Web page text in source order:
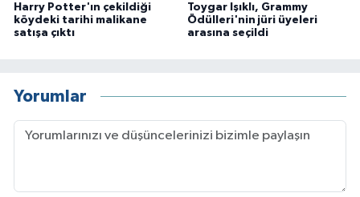
Harry Potter'ın çekildiği
köydeki tarihi malikane
satışa çıktı
Toygar Işıklı, Grammy
Ödülleri'nin jüri üyeleri
arasına seçildi
Yorumlar